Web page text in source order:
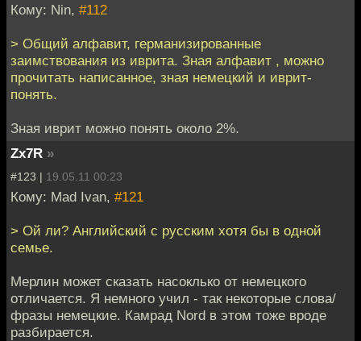
Кому: Nin, #112
> Общий алфавит, германизированные
заимствования из иврита. Зная алфавит , можно
прочитать написанное, зная немецкий и иврит-
понять.
Зная иврит можно понять около 2%.
Zx7R »
#123 | 19.05.11 00:23
Кому: Mad Ivan, #121
> Ой ли? Английский с русским хотя бы в одной
семье.
Мерлин может сказать насоклько от немецкого
отличается. Я немного учил - так некоторые слова/
фразы немецкие. Камрад Nord в этом тоже вроде
разбирается.